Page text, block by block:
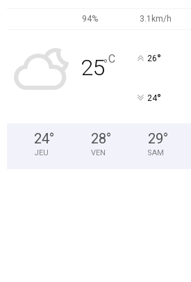
94% 3.1km/h
25°C 26°
24°
24°
JEU
28°
VEN
29°
SAM